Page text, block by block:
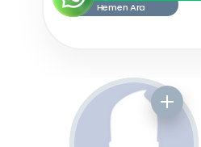
Hemen Ara